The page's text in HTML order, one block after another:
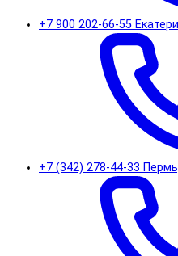
+7 900 202-66-55
+7 (342) 278-44-33